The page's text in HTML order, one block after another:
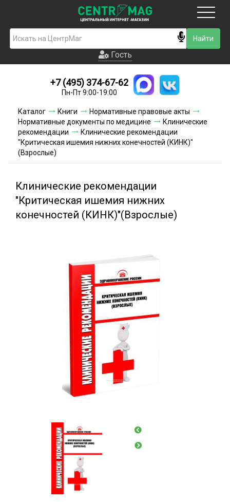
Гость
Новинки
Условия доставки
Условия оплаты
Гость
+7 (495) 374-67-62
Пн-Пт 9:00-19:00
Каталог Книги
Нормативные правовые акты
Нормативные документы по медицине
Клинические
рекомендации
Клинические рекомендации
"Критическая ишемия нижних конечностей (КИНК)"
(Взрослые)
Клинические рекомендации
"Критическая ишемия нижних
конечностей (КИНК)"(Взрослые)